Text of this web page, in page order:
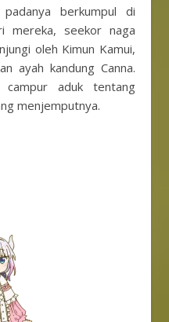
berkumpul di
mereka, seekor naga
oleh Kimun Kamui,
ayah kandung Canna.
campur aduk tentang
menjemputnya.